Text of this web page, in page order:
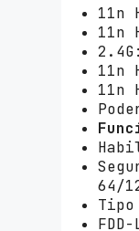
11n
11n
11n
11n
64/